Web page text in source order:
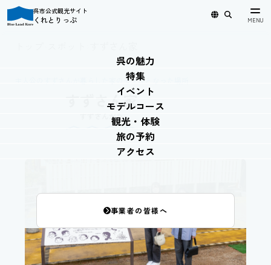
呉市公式観光サイト
くれとりっぷ
呉の魅力
特集
イベント
モデルコース
観光・体験
旅の予約
アクセス
事業者の皆様へ
主人公のすずさんが暮らした家のモデルとなった場所
すずさん家
すずさんがた